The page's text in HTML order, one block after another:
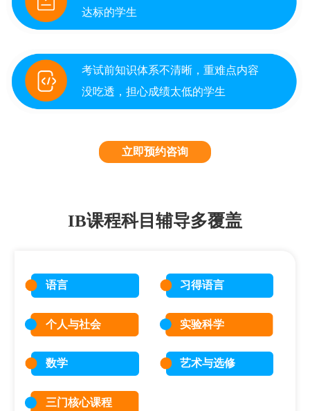
达标的学生
考试前知识体系不清晰，重难点内容
没吃透，担心成绩太低的学生
立即预约咨询
IB课程科目辅导多覆盖
语言 习得语言
个人与社会 实验科学
数学 艺术与选修
三门核心课程